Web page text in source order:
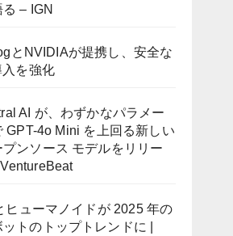
る – IGN
とNVIDIAが提携し、安全な
入を強化
AI が、わずかなパラメー
GPT-4o Mini を上回る新しい
プンソース モデルをリリー
ヒューマノイドが 2025 年の
ットのトップトレンドに |